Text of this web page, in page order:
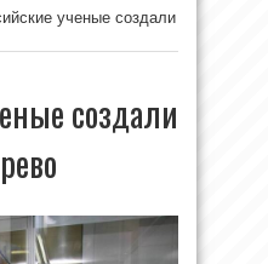
ученые создали
создали